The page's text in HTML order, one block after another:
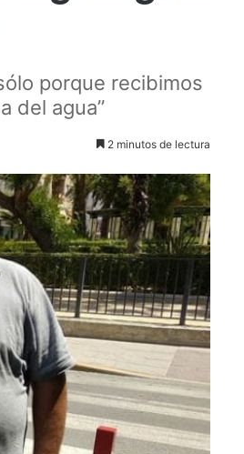
porque recibimos
del agua”
2 minutos de lectura